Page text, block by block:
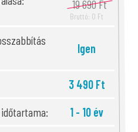
19 690 Ft
Bruttó: 0 Ft
Igen
3 490 Ft
1 - 10 év